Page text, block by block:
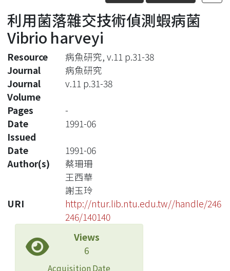
Statistics
利用菌落雜交技術偵測蝦病菌
Vibrio harveyi
Resource
病魚研究, v.11 p.31-38
Journal
病魚研究
Journal
Volume
v.11 p.31-38
Pages
-
Date
Issued
1991-06
Date
1991-06
Author(s)
蔡珊珊
王西華
謝玉玲
URI
http://ntur.lib.ntu.edu.tw//handle/246
246/140140
Views
6
Acquisition Date